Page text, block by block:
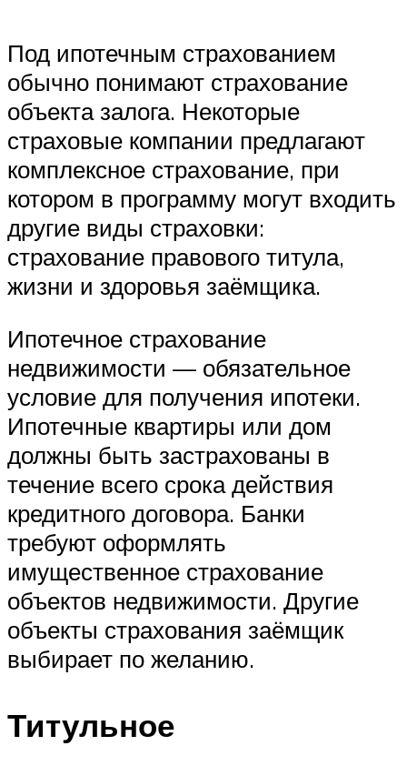
Под ипотечным страхованием
обычно понимают страхование
объекта залога. Некоторые
страховые компании предлагают
комплексное страхование, при
котором в программу могут входить
другие виды страховки:
страхование правового титула,
жизни и здоровья заёмщика.
Ипотечное страхование
недвижимости — обязательное
условие для получения ипотеки.
Ипотечные квартиры или дом
должны быть застрахованы в
течение всего срока действия
кредитного договора. Банки
требуют оформлять
имущественное страхование
объектов недвижимости. Другие
объекты страхования заёмщик
выбирает по желанию.
Титульное